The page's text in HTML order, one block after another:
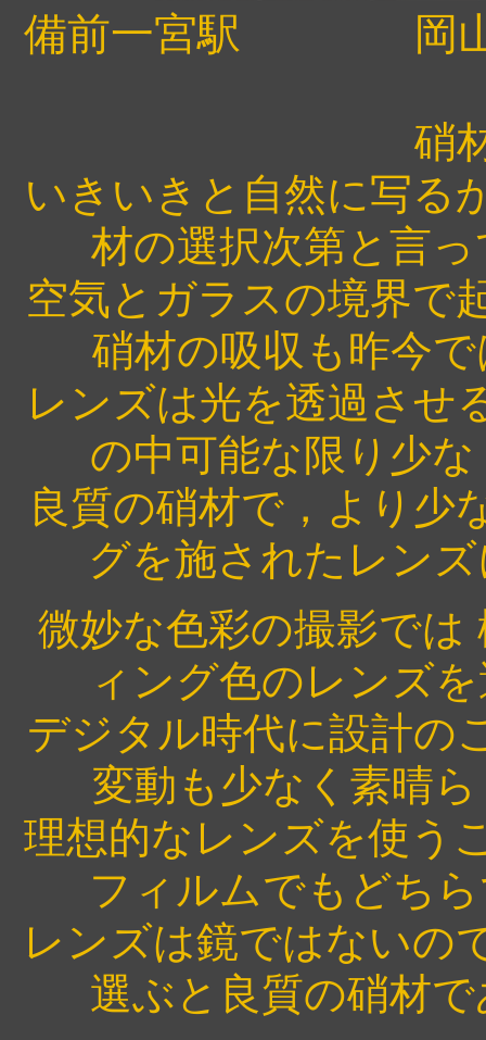
備前一宮駅 岡山
硝
いきいきと自然に写る
材の選択次第と言
空気とガラスの境界で
硝材の吸収も昨今
レンズは光を透過させ
の中可能な限り少
良質の硝材で，より少
グを施されたレン
微妙な色彩の撮影では
ィング色のレンズ
デジタル時代に設計の
変動も少なく素晴
理想的なレンズを使う
フィルムでもどち
レンズは鏡ではないの
選ぶと良質の硝材